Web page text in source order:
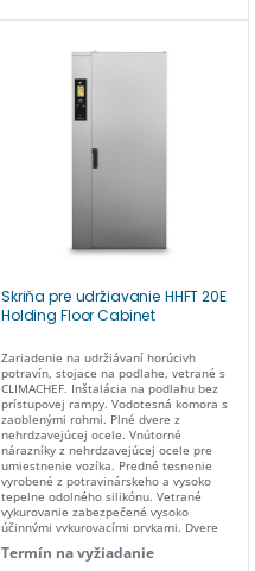
automatická regulácia percenta vlhkosti
+30°C/+120°C. Zjednodušené
ovládanie. Automatické odvetrávanie
vlhkosti. Automatické zastavenie
ventilátorov motora pri otvorených
otáčania ventilátora pre lepšie
kW/400V. Vnútorný rozmer komory v mm:
Skriňa pre udržiavanie HHFT 20E
Holding Floor Cabinet
Zariadenie na udržiávaní horúcivh
potravín, stojace na podlahe, vetrané s
CLIMACHEF. Inštalácia na podlahu bez
prístupovej rampy. Vodotesná komora s
zaoblenými rohmi. Plné dvere z
nehrdzavejúcej ocele. Vnútorné
nárazníky z nehrdzavejúcej ocele pre
umiestnenie vozíka. Predné tesnenie
vyrobené z potravinárskeho a vysoko
tepelne odolného silikónu. Vetrané
vykurovanie zabezpečené vysoko
účinnými vykurovacími prvkami. Dvere
systémom. Miska na kondenzát
Termín na vyžiadanie